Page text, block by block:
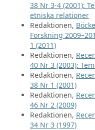
38 Nr 3-4 (2001):
etniska relationer
Redaktionen,
Forskning
1 (2011)
Redaktionen,
40 Nr 3 (2003):
Redaktionen,
38 Nr 1 (2001)
Redaktionen,
46 Nr 2 (2009)
Redaktionen,
34 Nr 3 (1997)